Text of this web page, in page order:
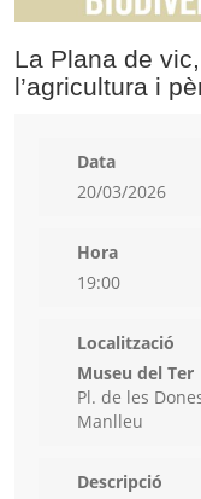
La Plana de
l’agricultura i
Data
20/03/2026
Hora
19:00
Localització
Museu del Ter
Pl. de les
Manlleu
Descripció